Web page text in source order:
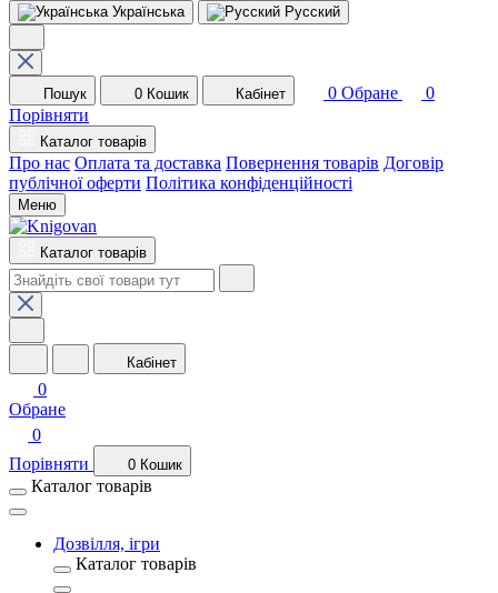
Українська Русский
Пошук 0 Кошик Кабінет 0 Обране
0
Порівняти
Каталог товарів
Про нас Оплата та доставка Повернення товарів Договір
публічної оферти Політика конфіденційності
Меню
Каталог товарів
Кабінет
0
Обране
0
Порівняти
0 Кошик
Каталог товарів
Дозвілля, ігри
Каталог товарів